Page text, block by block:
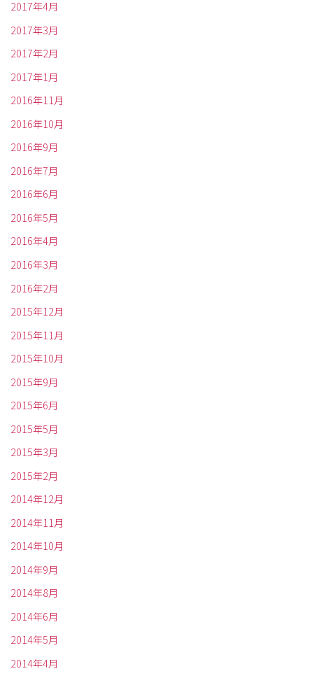
2017年4月
2017年3月
2017年2月
2017年1月
2016年11月
2016年10月
2016年9月
2016年7月
2016年6月
2016年5月
2016年4月
2016年3月
2016年2月
2015年12月
2015年11月
2015年10月
2015年9月
2015年6月
2015年5月
2015年3月
2015年2月
2014年12月
2014年11月
2014年10月
2014年9月
2014年8月
2014年6月
2014年5月
2014年4月